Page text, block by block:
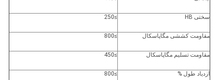
سختی HB ≥250
مقاومت کششی مگاپاسکال ≥800
مقاومت تسلیم مگاپاسکال ≥450
ازدیاد طول % ≥800